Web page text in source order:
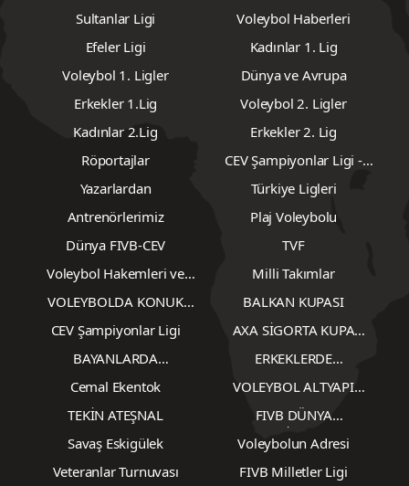
Sultanlar Ligi
Voleybol Haberleri
Efeler Ligi
Kadınlar 1. Lig
Voleybol 1. Ligler
Dünya ve Avrupa
Erkekler 1.Lig
Voleybol 2. Ligler
Kadınlar 2.Lig
Erkekler 2. Lig
Röportajlar
CEV Şampiyonlar Ligi -
Yazarlardan
Türkiye Ligleri
Antrenörlerimiz
Plaj Voleybolu
Dünya FIVB-CEV
TVF
Voleybol Hakemleri ve
Milli Takımlar
VOLEYBOLDA KONUK
BALKAN KUPASI
CEV Şampiyonlar Ligi
AXA SİGORTA KUPA
BAYANLARDA
ERKEKLERDE
Cemal Ekentok
VOLEYBOL ALTYAPI
KARŞILAŞMALARI
TEKİN ATEŞNAL
FIVB DÜNYA
ŞAMPİYONASI
Savaş Eskigülek
Voleybolun Adresi
Veteranlar Turnuvası
FIVB Milletler Ligi